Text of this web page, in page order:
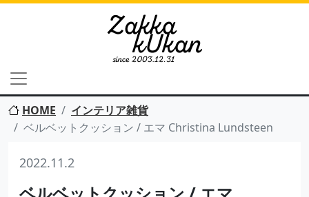
HOME
インテリア雑貨
ベルベットクッション / エマ Christina Lundsteen
2022.11.2